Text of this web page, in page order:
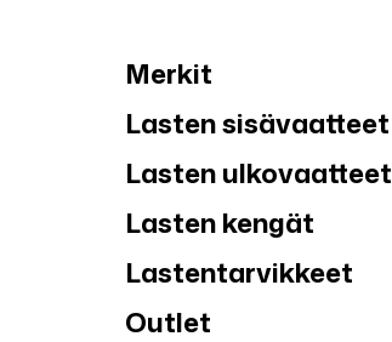
Merkit
Lasten sisävaatteet
Lasten ulkovaatteet
Lasten kengät
Lastentarvikkeet
Outlet